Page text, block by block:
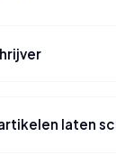
laten